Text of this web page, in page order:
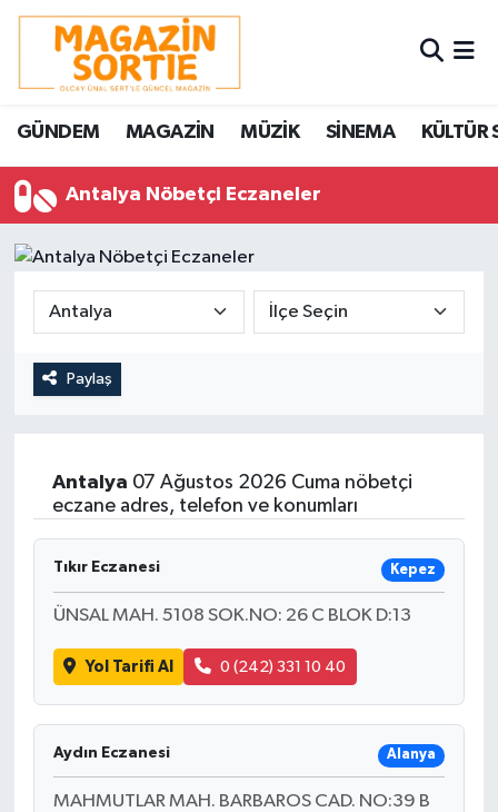
GÜNDEM MAGAZİN MÜZİK SİNEMA KÜLTÜR
Antalya Nöbetçi Eczaneler
Paylaş
Antalya 07 Ağustos 2026 Cuma nöbetçi
eczane adres, telefon ve konumları
Tıkır Eczanesi Kepez
ÜNSAL MAH. 5108 SOK.NO: 26 C BLOK D:13
Yol Tarifi Al 0 (242) 331 10 40
Aydın Eczanesi Alanya
MAHMUTLAR MAH. BARBAROS CAD. NO:39 B
Nöbetçi Eczaneler
Hava Durumu
Trafik Durumu
Süper Lig Puan Durumu ve Fikstür
Tüm Manşetler
Son Dakika Haberleri